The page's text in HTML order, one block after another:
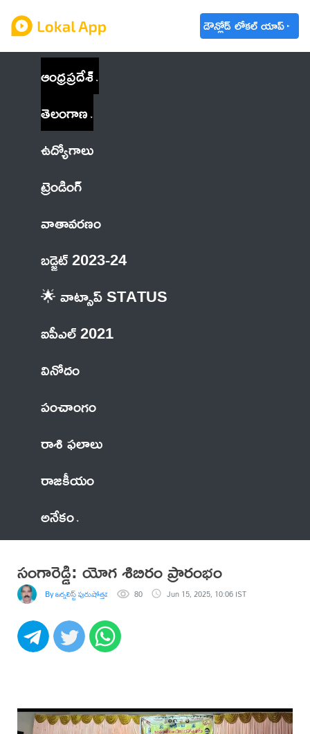
డౌన్లోడ్ లోకల్ యాప్
ఆంధ్రప్రదేశ్
తెలంగాణ
ఉద్యోగాలు
ట్రెండింగ్
వాతావరణం
బడ్జెట్ 2023-24
🌟 వాట్సాప్ STATUS
ఐపీఎల్ 2021
వినోదం
పంచాంగం
రాశి ఫలాలు
రాజకీయం
అనేకం
సంగారెడ్డి: యోగ శిబిరం ప్రారంభం
By జర్నలిస్ట్ పురుషోత్తమ రావు 80 Jun 15, 2025, 10:06 IST